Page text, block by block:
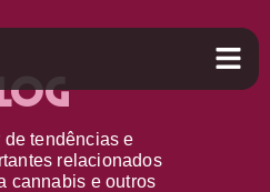
detendências e
relacionados
cannabis e outros